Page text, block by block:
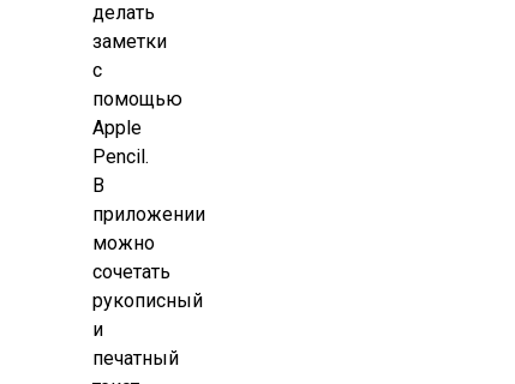
делать
заметки
с
помощью
Apple
Pencil.
В
приложении
можно
сочетать
рукописный
и
печатный